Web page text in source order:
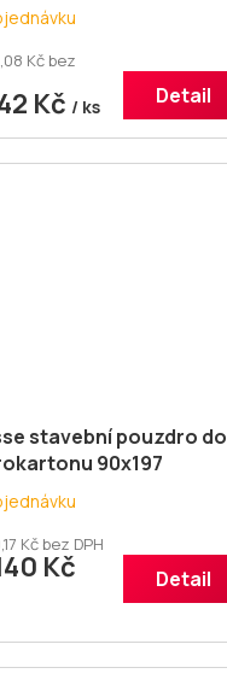
Kč bez
Kč / ks Detail
stavební pouzdro do
90x197
Kč bez DPH
Kč Detail